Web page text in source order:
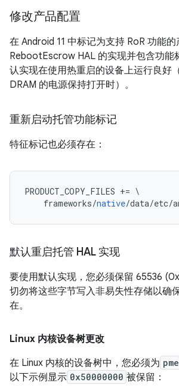
修改产品配置
在 Android 11 中标记为支持 RoR 功能
RebootEscrow HAL 的实现并包含功能
认实现在使用热重启的设备上运行良好
DRAM 的电源保持打开时）。
重新启动托管功能标记
特征标记也必须存在：
PRODUCT_COPY_FILES += \
frameworks/native/data/etc/
默认重启托管 HAL 实现
要使用默认实现，您必须保留 65536
切勿将这些字节写入非易失性存储以确
在。
Linux 内核设备树更改
在 Linux 内核的设备树中，您必须为
以下示例显示 0x50000000 被保留：